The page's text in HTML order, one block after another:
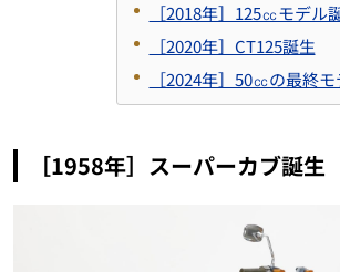
［2018年］125㏄モデル
［2020年］CT125誕生
［2024年］50㏄の最終
［1958年］スーパーカブ誕生